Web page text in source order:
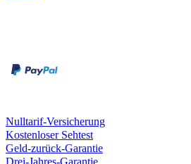
Nulltarif-Versicherung
Kostenloser Sehtest
Geld-zurück-Garantie